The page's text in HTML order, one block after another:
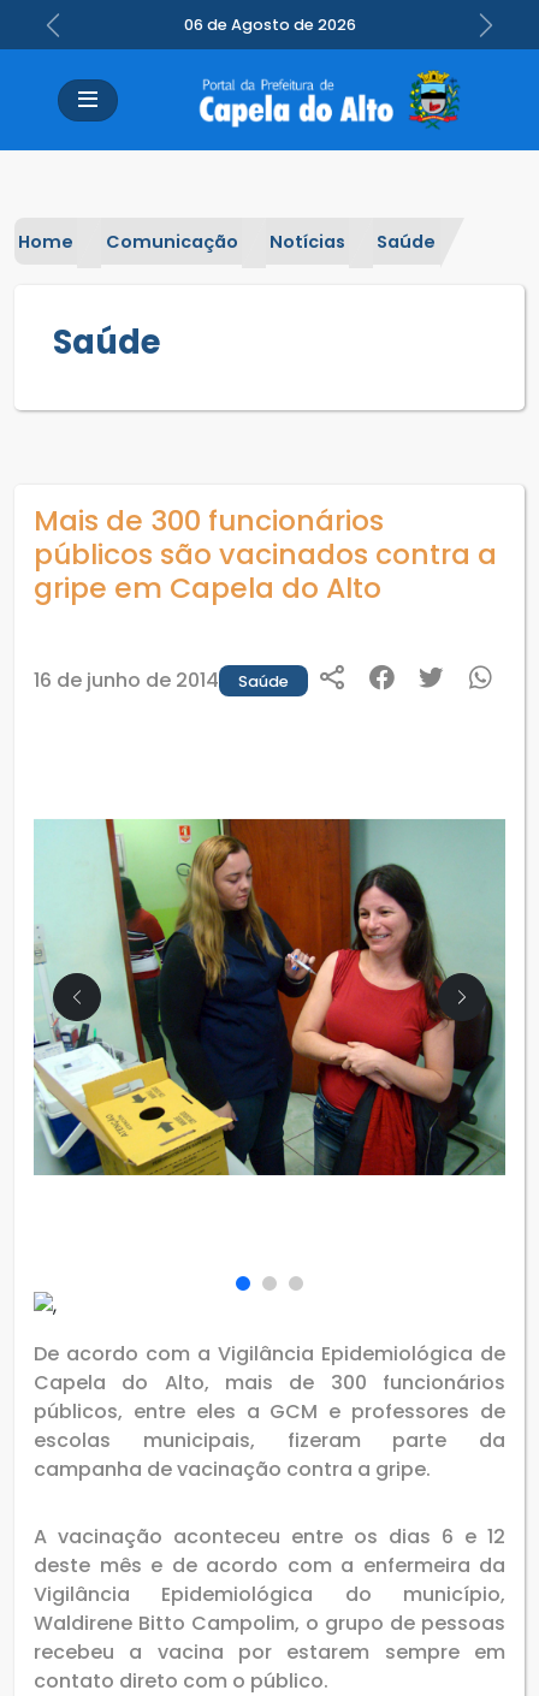
06 de Agosto de 2026
Previous Next
Home Comunicação Notícias Saúde
Saúde
Mais de 300 funcionários
públicos são vacinados contra a
gripe em Capela do Alto
16 de junho de 2014 Saúde
De acordo com a Vigilância Epidemiológica de
Capela do Alto, mais de 300 funcionários
públicos, entre eles a GCM e professores de
escolas municipais, fizeram parte da
campanha de vacinação contra a gripe.
A vacinação aconteceu entre os dias 6 e 12
deste mês e de acordo com a enfermeira da
Vigilância Epidemiológica do município,
Waldirene Bitto Campolim, o grupo de pessoas
recebeu a vacina por estarem sempre em
contato direto com o público.